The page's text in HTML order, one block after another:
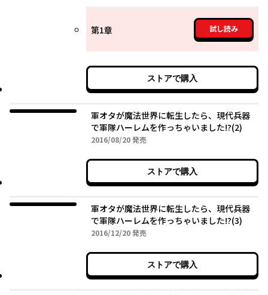
第1章 試し読み
ストアで購入
軍オタが魔法世界に転生したら、現代兵器
で軍隊ハーレムを作っちゃいました!?(2)
2016/08/202016年08月20日
発売
ストアで購入
軍オタが魔法世界に転生したら、現代兵器
で軍隊ハーレムを作っちゃいました!?(3)
2016/12/202016年12月20日
発売
ストアで購入